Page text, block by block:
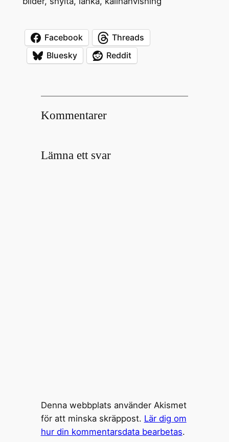
Facebook
Threads
Bluesky
Reddit
Kommentarer
Lämna ett svar
Denna webbplats använder Akismet
för att minska skräppost. Lär dig om
hur din kommentarsdata bearbetas.